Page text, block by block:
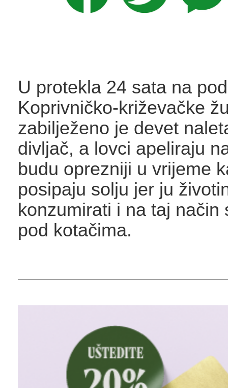
U protekla 24 sata na
Koprivničko-križevačke
zabilježeno je devet
divljač, a lovci apeliraju
budu oprezniji u vrijeme
posipaju solju jer ju
konzumirati i na taj način
pod kotačima.